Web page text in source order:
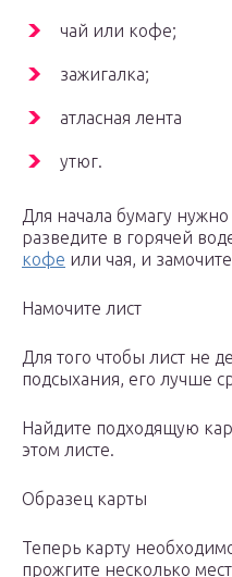
чай или кофе;
зажигалка;
атласная лента
утюг.
Для начала бумагу нужно
разведите в горячей
кофе или чая, и
Намочите лист
Для того чтобы лист не
подсыхания, его лучше
Найдите подходящую
этом листе.
Образец карты
Теперь карту
прожгите несколько